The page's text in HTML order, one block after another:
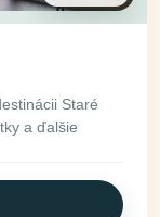
Staré
a ďalšie